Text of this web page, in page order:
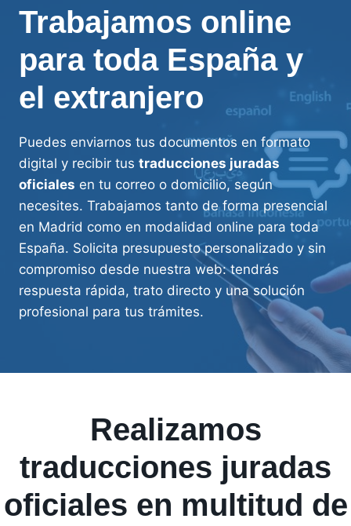
Trabajamos online
para toda España y
el extranjero
Puedes enviarnos tus documentos en formato
digital y recibir tus traducciones juradas
oficiales en tu correo o domicilio, según
necesites. Trabajamos tanto de forma presencial
en Madrid como en modalidad online para toda
España. Solicita presupuesto personalizado y sin
compromiso desde nuestra web: tendrás
respuesta rápida, trato directo y una solución
profesional para tus trámites.
Realizamos
traducciones juradas
oficiales en multitud de